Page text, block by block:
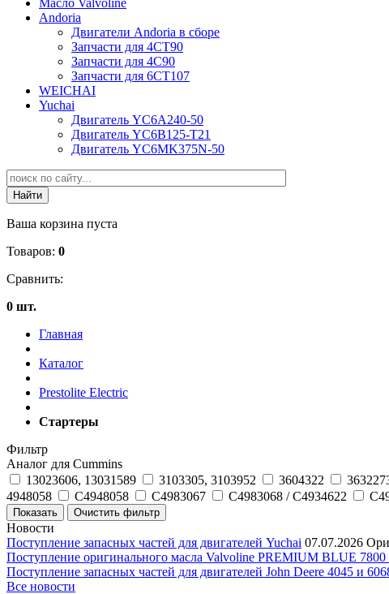
Масло Valvoline
Andoria
Двигатели Andoria в сборе
Запчасти для 4CT90
Запчасти для 4С90
Запчасти для 6CT107
WEICHAI
Yuchai
Двигатель YC6A240-50
Двигатель YC6B125-T21
Двигатель YC6MK375N-50
Ваша корзина пуста
Товаров: 0
Сравнить:
0 шт.
Главная
Каталог
Prestolite Electric
Стартеры
Фильтр
Аналог для Cummins
13023606, 13031589
3103305, 3103952 3604322
4948058
C4948058 C4983067 C4983068 / C4934622
Новости
Поступление запасных частей для двигателей Yuchai 07.07.2026
Поступление оригинального масла Valvoline PREMIUM BLUE
Поступление запасных частей для двигателей John Deere 4045 и
Все новости